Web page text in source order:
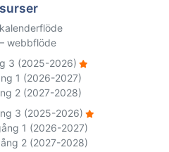
webbflöde
3 (2025-2026)
1 (2026-2027)
2 (2027-2028)
3 (2025-2026)
1 (2026-2027)
2 (2027-2028)